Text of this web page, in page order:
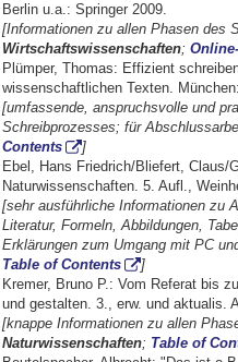
Berlin u.a.: Springer 2009.
[Informationen zu allen Phasen des
Wirtschaftswissenschaften;
Plümper, Thomas: Effizient
wissenschaftlichen Texten.
[umfassende, anspruchsvolle und
Schreibprozesses; für
Contents
]
Ebel, Hans Friedrich/Bliefert, Claus/
Naturwissenschaften. 5. Aufl.,
[sehr ausführliche Informationen zu
Literatur, Formeln, Abbildungen,
Erklärungen zum Umgang mit PC
Table of Contents
]
Kremer, Bruno P.: Vom Referat bis
und gestalten. 3., erw. und aktualis.
[knappe Informationen zu allen
Naturwissenschaften; Table of